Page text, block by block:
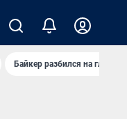
Байкер разбился на глазах